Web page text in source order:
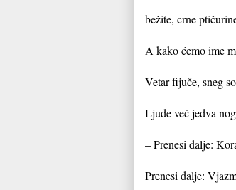
bežite, crne
A kako ćemo ime
Vetar fijuče, sneg
Ljude već jedva
– Prenesi dalje:
Prenesi dalje: